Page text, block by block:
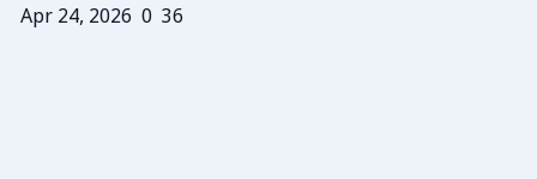
Apr 24, 2026 0 36